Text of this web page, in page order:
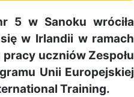
5 w Sanoku wróciła
w Irlandii w ramach
uczniów Zespołu
Unii Europejskiej
Training.